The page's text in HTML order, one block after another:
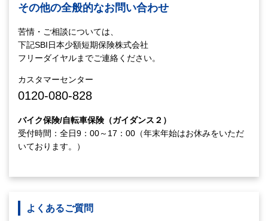
その他の全般的なお問い合わせ
苦情・ご相談については、
下記SBI日本少額短期保険株式会社
フリーダイヤルまでご連絡ください。
カスタマーセンター
0120-080-828
バイク保険/自転車保険（ガイダンス２）
受付時間：全日9：00～17：00（年末年始はお休みをいただ
いております。）
よくあるご質問